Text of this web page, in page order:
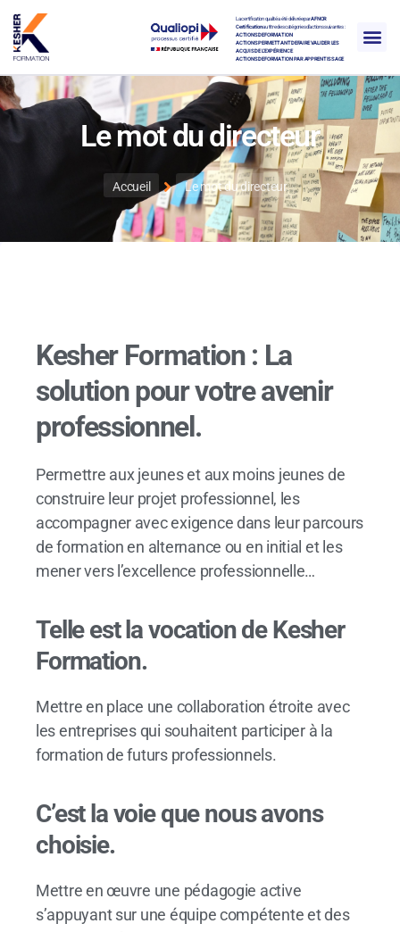
La certification qualité a été délivrée parAFNOR
Certificationau titre des catégories d’actions suivantes :
ACTIONS DE FORMATION
ACTIONS PERMETTANT DE FAIRE VALIDER LES
ACQUIS DE L’EXPÉRIENCE
ACTIONS DE FORMATION PAR APPRENTISSAGE
Le mot du directeur
Accueil Le mot du directeur
Kesher Formation : La
solution pour votre avenir
professionnel.
Permettre aux jeunes et aux moins jeunes de
construire leur projet professionnel, les
accompagner avec exigence dans leur parcours
de formation en alternance ou en initial et les
mener vers l’excellence professionnelle…
Telle est la vocation de Kesher
Formation.
Mettre en place une collaboration étroite avec
les entreprises qui souhaitent participer à la
formation de futurs professionnels.
C’est la voie que nous avons
choisie.
Mettre en œuvre une pédagogie active
s’appuyant sur une équipe compétente et des